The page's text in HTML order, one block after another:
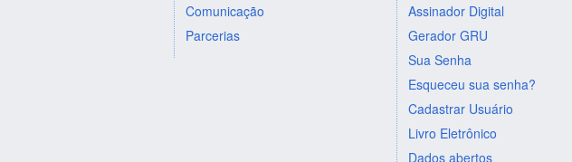
Comunicação
Parcerias
Assinador Digital
Gerador GRU
Sua Senha
Esqueceu sua senha?
Cadastrar Usuário
Livro Eletrônico
Dados abertos